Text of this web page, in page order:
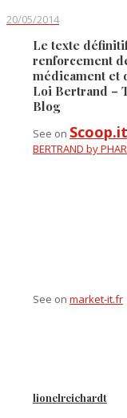
20/05/2014
Le texte
renforcement
médicament et
Loi Bertrand –
Blog
See on Scoop.it
BERTRAND by
See on market-it.fr
lionelreichardt